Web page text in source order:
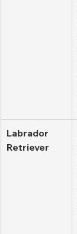
Labrador
Retriever